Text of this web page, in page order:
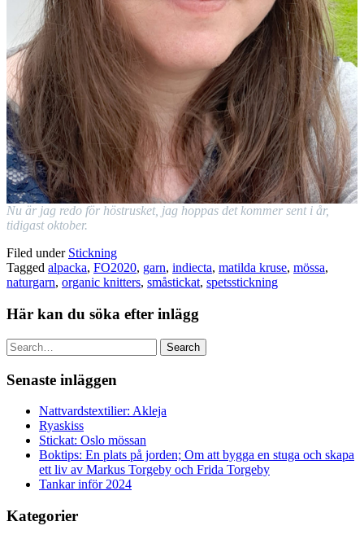
Nu är jag redo för höstrusket, jag hoppas det kommer sent i år,
tidigast oktober.
Filed under Stickning
Tagged alpacka, FO2020, garn, indiecta, matilda kruse, mössa,
naturgarn, organic knitters, småstickat, spetsstickning
Här kan du söka efter inlägg
Search
Senaste inläggen
Nattvardstextilier: Akleja
Ryaskiss
Stickat: Oslo mössan
Boktips: En plats på jorden; Om att bygga en stuga och skapa
ett liv av Markus Torgeby och Frida Torgeby
Tankar inför 2024
Kategorier